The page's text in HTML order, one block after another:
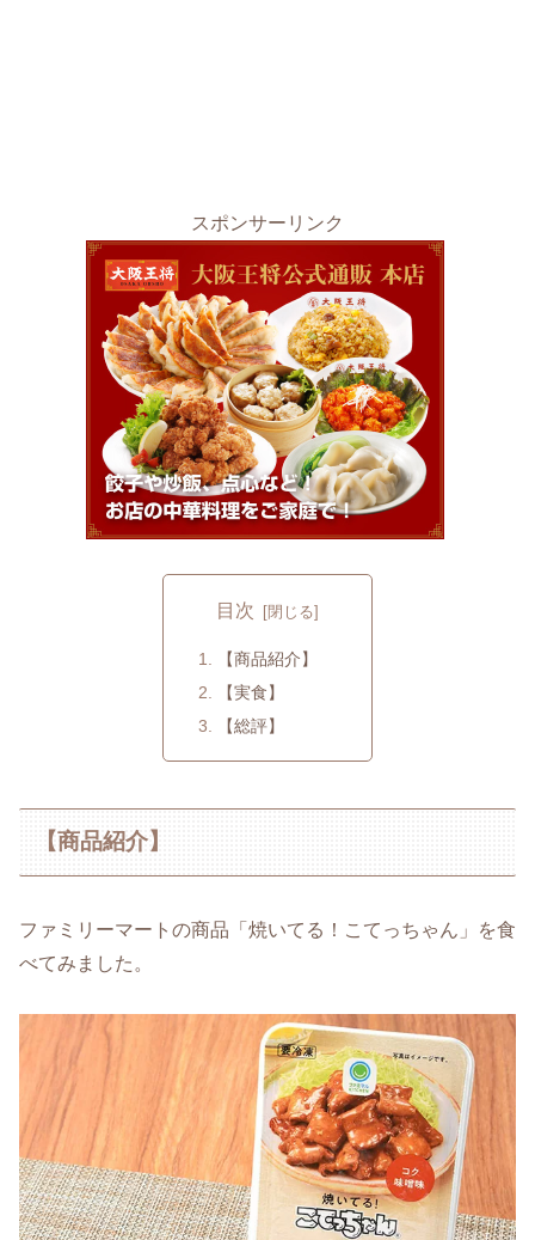
スポンサーリンク
目次
【商品紹介】
【実食】
【総評】
【商品紹介】
ファミリーマートの商品「焼いてる！こてっちゃん」を食
べてみました。